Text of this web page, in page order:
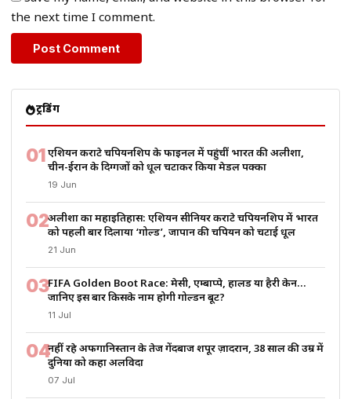
the next time I comment.
ट्रेंडिंग
01एशियन कराटे चैंपियनशिप के फाइनल में पहुंचीं भारत की अलीशा,
चीन-ईरान के दिग्गजों को धूल चटाकर किया मेडल पक्का
19 Jun
02अलीशा का महाइतिहास: एशियन सीनियर कराटे चैंपियनशिप में भारत
को पहली बार दिलाया ‘गोल्ड’, जापान की चैंपियन को चटाई धूल
21 Jun
03FIFA Golden Boot Race: मेसी, एम्बाप्पे, हालैंड या हैरी केन…
जानिए इस बार किसके नाम होगी गोल्डन बूट?
11 Jul
04नहीं रहे अफगानिस्तान के तेज गेंदबाज शपूर ज़ादरान, 38 साल की उम्र में
दुनिया को कहा अलविदा
07 Jul